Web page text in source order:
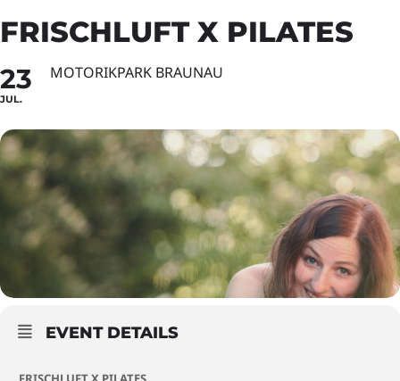
FRISCHLUFT X PILATES
23
JUL.
MOTORIKPARK BRAUNAU
EVENT DETAILS